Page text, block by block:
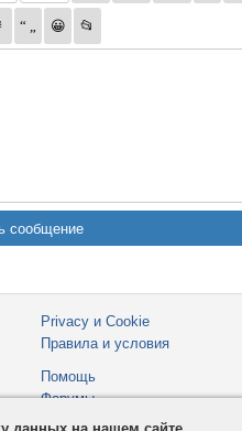
Privacy и Cookie
Правила и условия
Помощь
Форумы